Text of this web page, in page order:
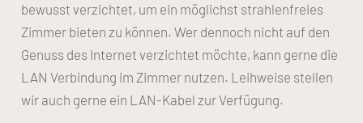
bewusst verzichtet, um ein möglichst strahlenfreies
Zimmer bieten zu können. Wer dennoch nicht auf den
Genuss des Internet verzichtet möchte, kann gerne die
LAN Verbindung im Zimmer nutzen. Leihweise stellen
wir auch gerne ein LAN-Kabel zur Verfügung.